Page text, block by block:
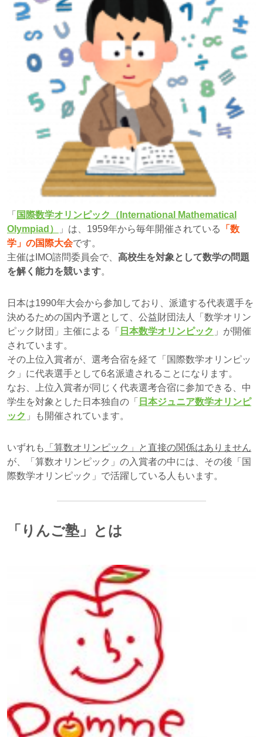
「 国際数学オリンピック（International Mathematical
Olympiad）
」は、1959年から毎年開催されている
「数
学」の国際大会です。
主催はIMO諮問委員会で、 高校生を対象として数学の問題
を解く能力を競います。
日本は1990年大会から参加しており、派遣する代表選手を
決めるための国内予選として、公益財団法人「数学オリン
ピック財団」主催による「 日本数学オリンピック 」が開催
されています。
その上位入賞者が、選考合宿を経て「国際数学オリンピッ
ク」に代表選手として6名派遣されることになります。
なお、上位入賞者が同じく代表選考合宿に参加できる、中
学生を対象とした日本独自の「 日本ジュニア数学オリンピ
ック 」も開催されています。
いずれも
「算数オリンピック」と直接の関係はありません
が、「算数オリンピック」の入賞者の中には、その後「国
際数学オリンピック」で活躍している人もいます。
「りんご塾」とは